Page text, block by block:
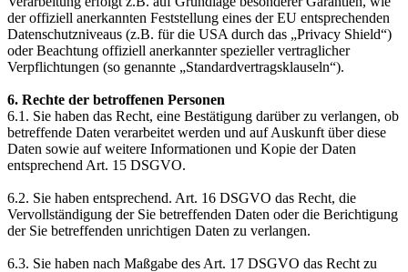
der offiziell anerkannten Feststellung eines der EU entsprechenden
Datenschutzniveaus (z.B. für die USA durch das „Privacy Shield“)
oder Beachtung offiziell anerkannter spezieller vertraglicher
Verpflichtungen (so genannte „Standardvertragsklauseln“).
6. Rechte der betroffenen Personen
6.1. Sie haben das Recht, eine Bestätigung darüber zu verlangen, ob
betreffende Daten verarbeitet werden und auf Auskunft über diese
Daten sowie auf weitere Informationen und Kopie der Daten
entsprechend Art. 15 DSGVO.
6.2. Sie haben entsprechend. Art. 16 DSGVO das Recht, die
Vervollständigung der Sie betreffenden Daten oder die Berichtigung
der Sie betreffenden unrichtigen Daten zu verlangen.
6.3. Sie haben nach Maßgabe des Art. 17 DSGVO das Recht zu